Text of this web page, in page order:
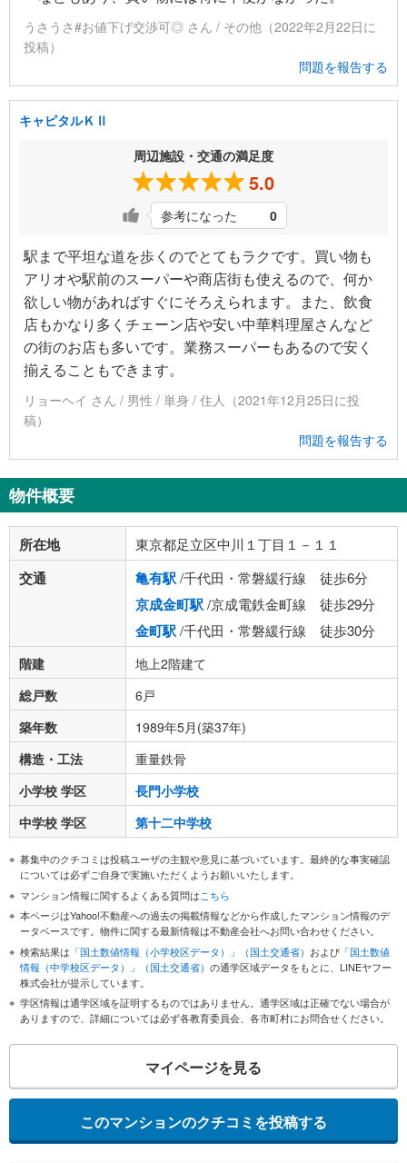
うさうさ#お値下げ交渉可◎ さん / その他（2022年2月22日に
投稿）
問題を報告する
キャピタルＫⅡ
周辺施設・交通の満足度
5.0
参考になった 0
駅まで平坦な道を歩くのでとてもラクです。買い物も
アリオや駅前のスーパーや商店街も使えるので、何か
欲しい物があればすぐにそろえられます。また、飲食
店もかなり多くチェーン店や安い中華料理屋さんなど
の街のお店も多いです。業務スーパーもあるので安く
揃えることもできます。
リョーヘイ さん / 男性 / 単身 / 住人（2021年12月25日に投
稿）
問題を報告する
物件概要
所在地 東京都足立区中川１丁目１－１１
交通 亀有駅/千代田・常磐緩行線 徒歩6分
京成金町駅/京成電鉄金町線 徒歩29分
金町駅/千代田・常磐緩行線 徒歩30分
階建
地上2階建て
総戸数
6戸
築年数
1989年5月(築37年)
構造・工法
重量鉄骨
小学校 学区
長門小学校
中学校 学区
第十二中学校
募集中のクチコミは投稿ユーザの主観や意見に基づいています。最終的な事実確認
については必ずご自身で実施いただくようお願いいたします。
マンション情報に関するよくある質問はこちら
本ページはYahoo!不動産への過去の掲載情報などから作成したマンション情報のデ
ータベースです。物件に関する最新情報は不動産会社へお問い合わせください。
検索結果は 「国土数値情報（小学校区データ）」（国土交通省） および 「国土数値
情報（中学校区データ）」（国土交通省） の通学区域データをもとに、LINEヤフー
株式会社が提示しています。
学区情報は通学区域を証明するものではありません。通学区域は正確でない場合が
ありますので、詳細については必ず各教育委員会、各市町村にお問合せください。
マイページを見る
このマンションのクチコミを投稿する